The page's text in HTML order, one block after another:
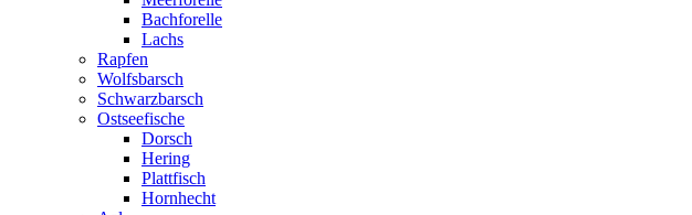
Bachforelle
Lachs
Rapfen
Wolfsbarsch
Schwarzbarsch
Ostseefische
Dorsch
Hering
Plattfisch
Hornhecht